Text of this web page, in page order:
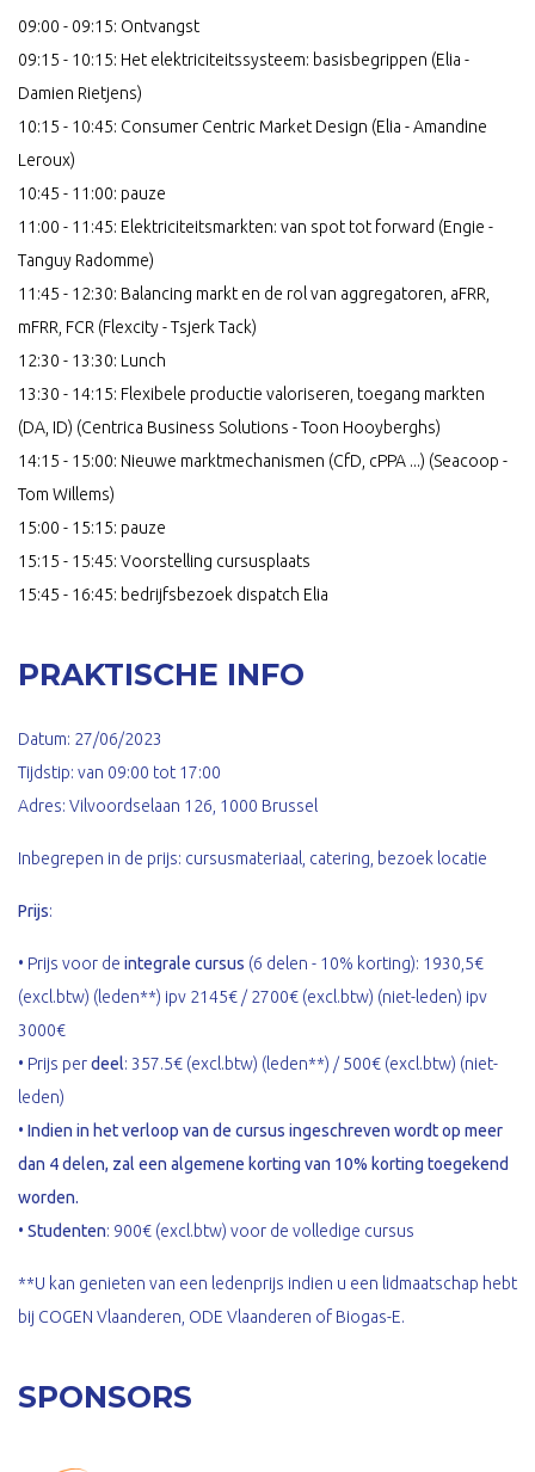
09:00 - 09:15: Ontvangst
09:15 - 10:15: Het elektriciteitssysteem: basisbegrippen (Elia -
Damien Rietjens)
10:15 - 10:45: Consumer Centric Market Design (Elia - Amandine
Leroux)
10:45 - 11:00: pauze
11:00 - 11:45: Elektriciteitsmarkten: van spot tot forward (Engie -
Tanguy Radomme)
11:45 - 12:30: Balancing markt en de rol van aggregatoren, aFRR,
mFRR, FCR (Flexcity - Tsjerk Tack)
12:30 - 13:30: Lunch
13:30 - 14:15: Flexibele productie valoriseren, toegang markten
(DA, ID) (Centrica Business Solutions - Toon Hooyberghs)
14:15 - 15:00: Nieuwe marktmechanismen (CfD, cPPA ...) (Seacoop -
Tom Willems)
15:00 - 15:15: pauze
15:15 - 15:45: Voorstelling cursusplaats
15:45 - 16:45: bedrijfsbezoek dispatch Elia
PRAKTISCHE INFO
Datum: 27/06/2023
Tijdstip: van 09:00 tot 17:00
Adres: Vilvoordselaan 126, 1000 Brussel
Inbegrepen in de prijs: cursusmateriaal, catering, bezoek locatie
Prijs:
• Prijs voor de integrale cursus (6 delen - 10% korting): 1930,5€
(excl.btw) (leden**) ipv 2145€ / 2700€ (excl.btw) (niet-leden) ipv
3000€
• Prijs perdeel: 357.5€ (excl.btw) (leden**) / 500€ (excl.btw) (niet-
leden)
• Indien in het verloop van de cursus ingeschreven wordt op meer
dan 4 delen, zal een algemene korting van 10% korting toegekend
worden.
• Studenten: 900€ (excl.btw) voor de volledige cursus
**U kan genieten van een ledenprijs indien u een lidmaatschap hebt
bij COGEN Vlaanderen, ODE Vlaanderen of Biogas-E.
SPONSORS